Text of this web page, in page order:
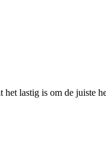
lastig is om de juiste